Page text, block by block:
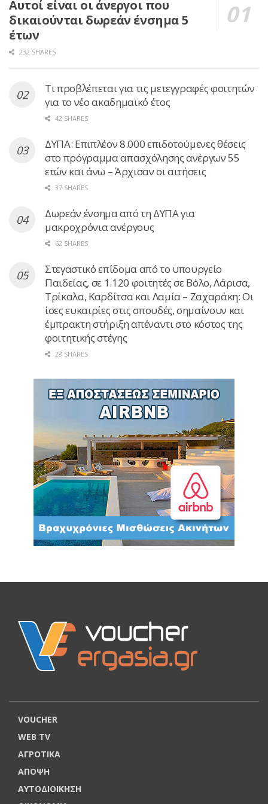
Αυτοί είναι οι άνεργοι που
δικαιούνται δωρεάν ένσημα 5
έτων
232 SHARES
Τι προβλέπεται για τις μετεγγραφές φοιτητών
για το νέο ακαδημαϊκό έτος
42 SHARES
ΔΥΠΑ: Επιπλέον 8.000 επιδοτούμενες θέσεις
στο πρόγραμμα απασχόλησης ανέργων 55
ετών και άνω – Άρχισαν οι αιτήσεις
37 SHARES
Δωρεάν ένσημα από τη ΔΥΠΑ για
μακροχρόνια ανέργους
62 SHARES
Στεγαστικό επίδομα από το υπουργείο
Παιδείας, σε 1.120 φοιτητές σε Βόλο, Λάρισα,
Τρίκαλα, Καρδίτσα και Λαμία – Ζαχαράκη: Οι
ίσες ευκαιρίες στις σπουδές, σημαίνουν και
έμπρακτη στήριξη απέναντι στο κόστος της
φοιτητικής στέγης
28 SHARES
VOUCHER
WEB TV
ΑΓΡΟΤΙΚΑ
ΑΠΟΨΗ
ΑΥΤΟΔΙΟΙΚΗΣΗ